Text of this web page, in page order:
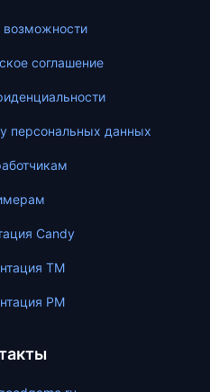
соглашение
персональных данных
Candy
ТМ
PM